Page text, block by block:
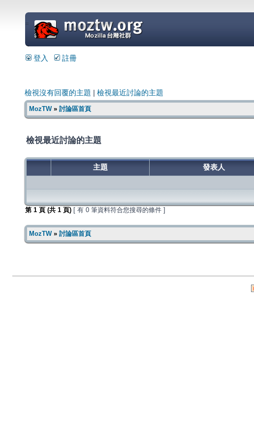
=
登入 註冊
檢視沒有回覆的主題 檢視最近討論的主題
MozTW» 討論區首頁
檢視最近討論的主題
主題 發表人
第 1 頁 (共 1 頁) [ 有 0 筆資料符合您搜尋的條件 ]
MozTW» 討論區首頁